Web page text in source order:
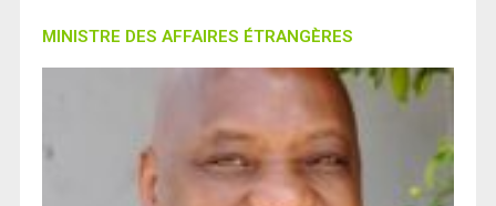
MINISTRE DES AFFAIRES ÉTRANGÈRES